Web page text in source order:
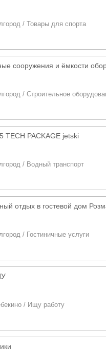
/Товары для спорта
сооружения и ёмкости
/Строительное
TECH PACKAGE jetski
/ Водный транспорт
отдых в гостевой дом
/ Гостиничные услуги
/ Ищу работу